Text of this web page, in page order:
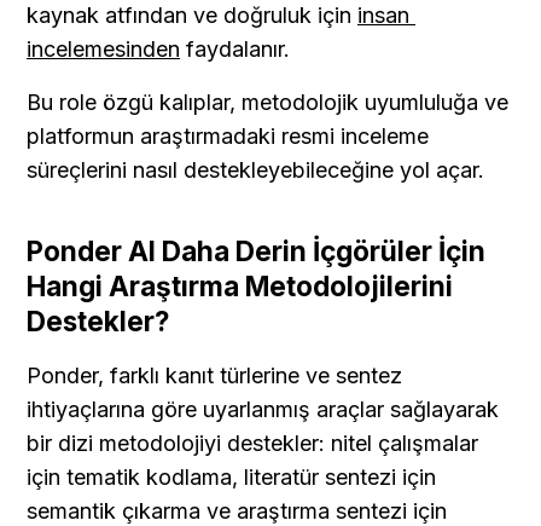
kaynak atfından ve doğruluk için insan
incelemesinden faydalanır.
Bu role özgü kalıplar, metodolojik uyumluluğa ve
platformun araştırmadaki resmi inceleme
süreçlerini nasıl destekleyebileceğine yol açar.
Ponder AI Daha Derin İçgörüler İçin
Hangi Araştırma Metodolojilerini
Destekler?
Ponder, farklı kanıt türlerine ve sentez
ihtiyaçlarına göre uyarlanmış araçlar sağlayarak
bir dizi metodolojiyi destekler: nitel çalışmalar
için tematik kodlama, literatür sentezi için
semantik çıkarma ve araştırma sentezi için